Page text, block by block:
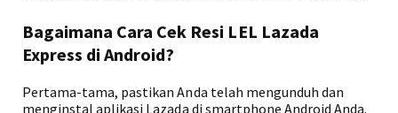
Bagaimana Cara Cek Resi LEL Lazada
Express di Android?
Pertama-tama, pastikan Anda telah mengunduh dan
menginstal aplikasi Lazada di smartphone Android Anda.